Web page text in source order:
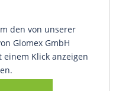
den von unserer
Glomex GmbH
Klick anzeigen